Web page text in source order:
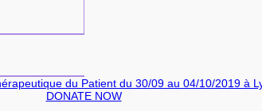
DONATE NOW